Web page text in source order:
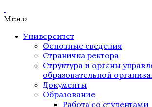
Меню
Университет
Основные сведения
Страничка ректора
Структура и органы
образовательной
Документы
Образование
Работа со студентами